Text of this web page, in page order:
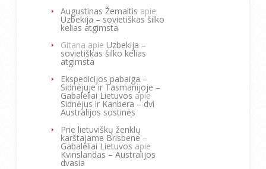
Augustinas Žemaitis apie
Uzbekija – sovietiškas šilko
kelias atgimsta
Gitana apie Uzbekija –
sovietiškas šilko kelias
atgimsta
Ekspedicijos pabaiga –
Sidnėjuje ir Tasmanijoje –
Gabalėliai Lietuvos apie
Sidnėjus ir Kanbera – dvi
Australijos sostinės
Prie lietuviškų ženklų
karštajame Brisbene –
Gabalėliai Lietuvos apie
Kvinslandas – Australijos
dvasia